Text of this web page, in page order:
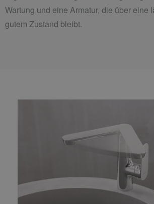
Wartung und eine Armatur, die über eine
gutem Zustand bleibt.